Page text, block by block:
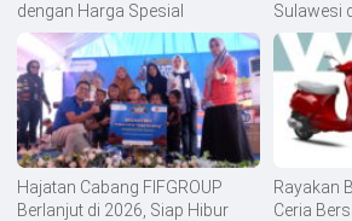
dengan Harga Spesial
Sulawesi
Hajatan Cabang FIFGROUP
Berlanjut di 2026, Siap Hibur
Rayakan
Ceria